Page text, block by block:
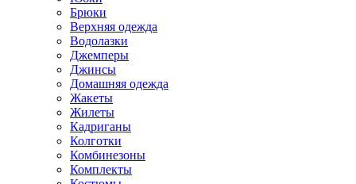
Брюки
Верхняя одежда
Водолазки
Джемперы
Джинсы
Домашняя одежда
Жакеты
Жилеты
Кадриганы
Колготки
Комбинезоны
Комплекты